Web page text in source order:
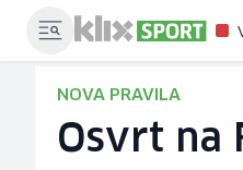
NOVA PRAVILA
Osvrt na